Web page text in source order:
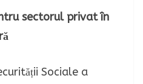
sectorul privat în
Sociale a